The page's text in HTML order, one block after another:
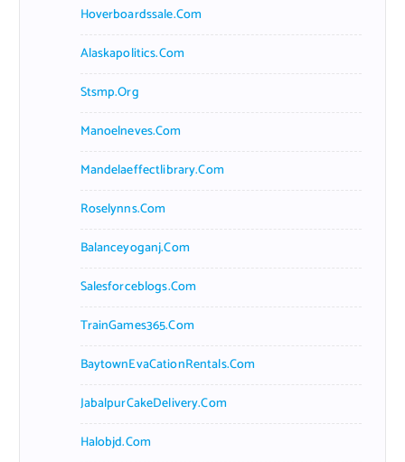
Hoverboardssale.com
Alaskapolitics.com
Stsmp.org
Manoelneves.com
Mandelaeffectlibrary.com
Roselynns.com
Balanceyoganj.com
Salesforceblogs.com
TrainGames365.com
BaytownEvaCationRentals.com
JabalpurCakeDelivery.com
Halobjd.com